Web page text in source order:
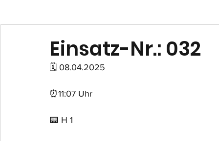
Einsatz-Nr.: 032
🗓 08.04.2025
⏰11:07 Uhr
📟 H 1